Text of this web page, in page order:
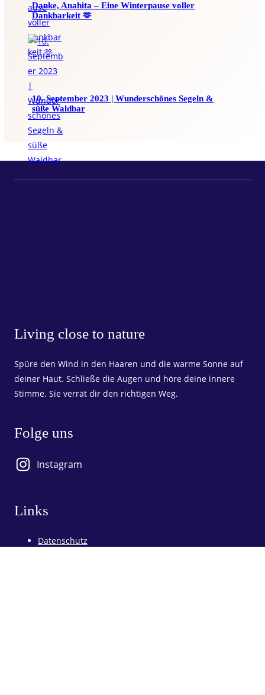
Danke, Anahita – Eine Winterpause voller
Dankbarkeit 🫶
10. September 2023 | Wunderschönes Segeln &
süße Waldbar
Living close to nature
Spüre den Wind in den Haaren und die warme Sonne auf
deiner Haut. Schließe die Augen und höre deine innere
Stimme. Sie verrät dir den richtigen Weg.
Folge uns
Instagram
Links
Datenschutz